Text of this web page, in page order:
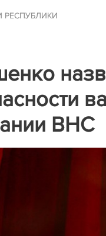
РЕСПУБЛИКИ
ВНС